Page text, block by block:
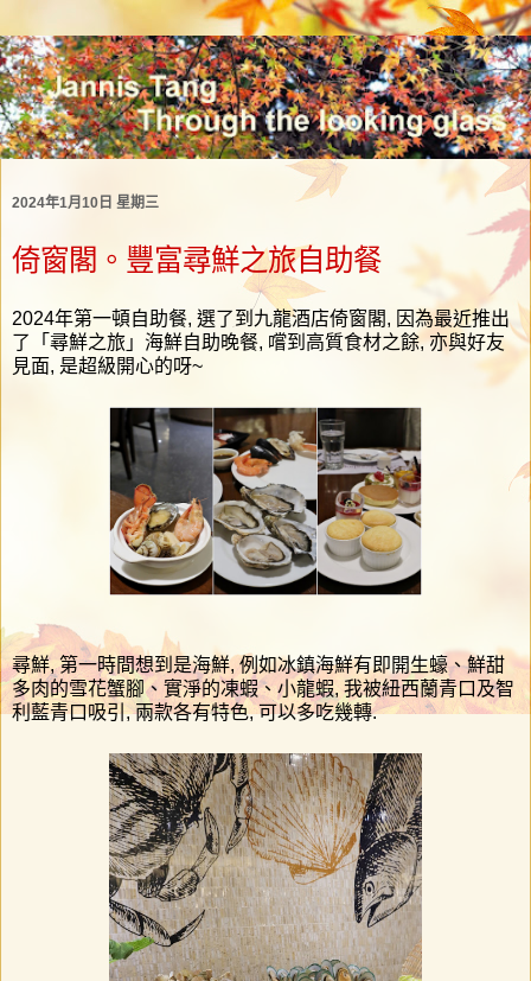
2024年1月10日 星期三
倚窗閣。豐富尋鮮之旅自助餐
2024年第一頓自助餐, 選了到九龍酒店倚窗閣, 因為最近推出
了「尋鮮之旅」海鮮自助晚餐, 嚐到高質食材之餘,亦與好友
見面, 是超級開心的呀~
尋鮮,第一時間想到是海鮮, 例如冰鎮海鮮有即開生蠔、鮮甜
多肉的雪花蟹腳、實淨的凍蝦、小龍蝦, 我被紐西蘭青口及智
利藍青口吸引,兩款各有特色,可以多吃幾轉.